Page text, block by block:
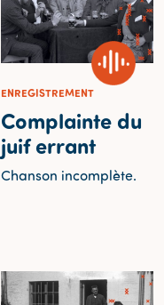
ENREGISTREMENT
Complainte du
juif errant
Chanson incomplète.